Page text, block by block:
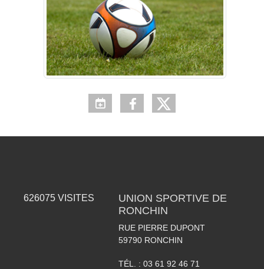
626075 VISITES
UNION SPORTIVE DE
RONCHIN
RUE PIERRE DUPONT
59790 RONCHIN
TÉL. : 03 61 92 46 71